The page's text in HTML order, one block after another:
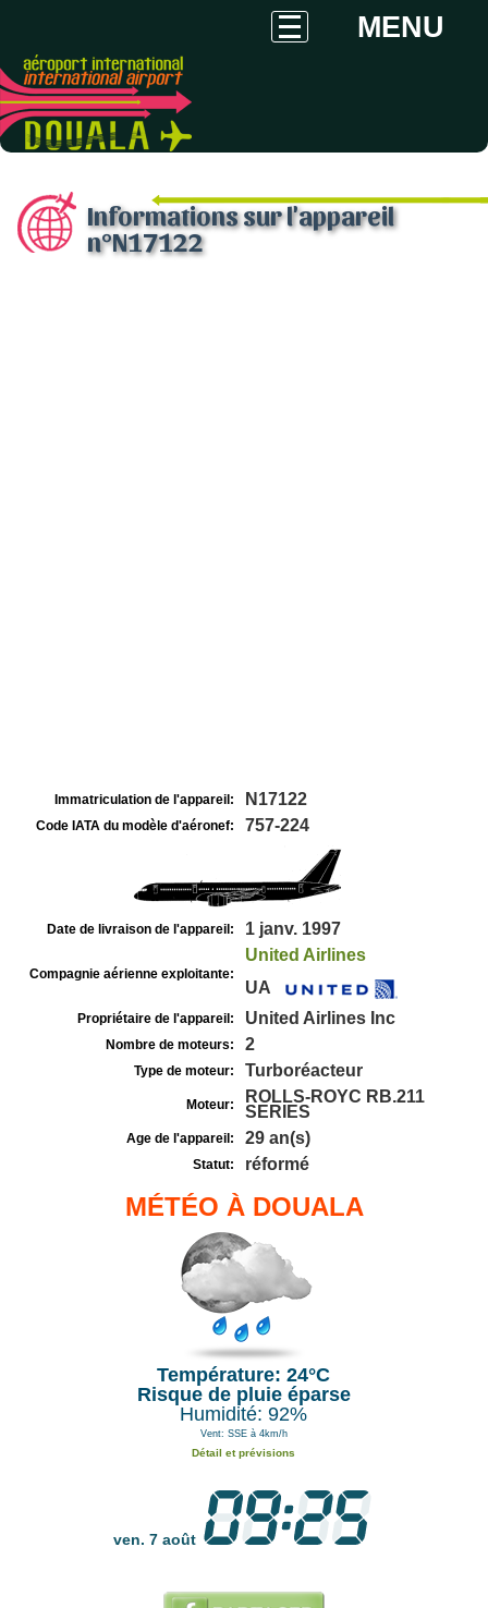
MENU
Informations sur l'appareil
n°N17122
Immatriculation de l'appareil: N17122
Code IATA du modèle d'aéronef: 757-224
Date de livraison de l'appareil: 1 janv. 1997
Compagnie aérienne exploitante:
United Airlines
UA
Propriétaire de l'appareil: United Airlines Inc
Nombre de moteurs: 2
Type de moteur: Turboréacteur
Moteur:
ROLLS-ROYC RB.211
SERIES
Age de l'appareil: 29 an(s)
Statut: réformé
MÉTÉO À DOUALA
Température: 24°C
Risque de pluie éparse
Humidité: 92%
Vent: SSE à 4km/h
Détail et prévisions
ven. 7 août